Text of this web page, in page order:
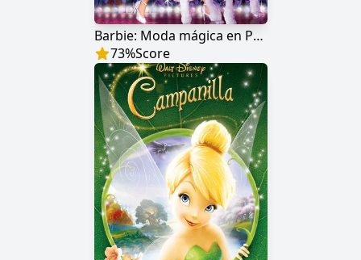
Barbie: Moda mágica en París
73%Score